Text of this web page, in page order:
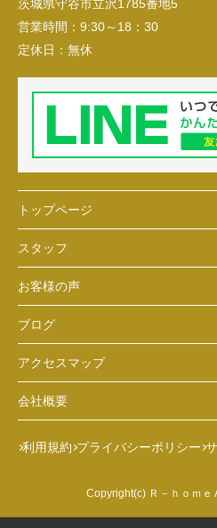
茨城県守谷市立沢1785番地5
営業時間： 9:30～18：30
定休日： 無休
トップページ
スタッフ
お客様の声
ブログ
アクセスマップ
会社概要
利用規約 プライバシーポリシー
Copyright(c) Ｒ－ｈｏｍｅ